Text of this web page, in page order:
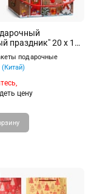
праздник" 20 х 11
подарочные
цену